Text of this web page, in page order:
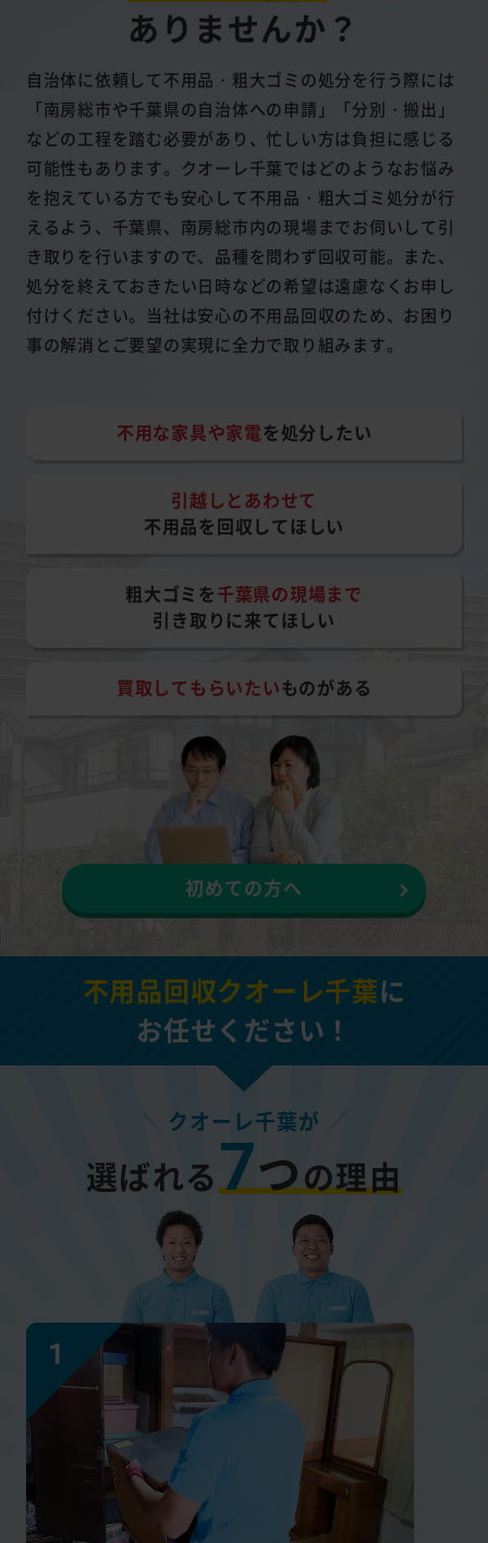
ありませんか？
自治体に依頼して不用品・粗大ゴミの処分を行う際には
「南房総市や千葉県の自治体への申請」「分別・搬出」
などの工程を踏む必要があり、忙しい方は負担に感じる
可能性もあります。クオーレ千葉ではどのようなお悩み
を抱えている方でも安心して不用品・粗大ゴミ処分が行
えるよう、千葉県、南房総市内の現場までお伺いして引
き取りを行いますので、品種を問わず回収可能。また、
処分を終えておきたい日時などの希望は遠慮なくお申し
付けください。当社は安心の不用品回収のため、お困り
事の解消とご要望の実現に全力で取り組みます。
不用な家具や家電を処分したい
引越しとあわせて
不用品を回収してほしい
粗大ゴミを千葉県の現場まで
引き取りに来てほしい
買取してもらいたいものがある
初めての方へ
不用品回収クオーレ千葉に
お任せください！
クオーレ千葉が
選ばれる7つの理由